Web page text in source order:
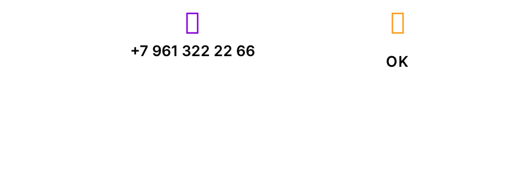
+7 961 322 22 66
OK